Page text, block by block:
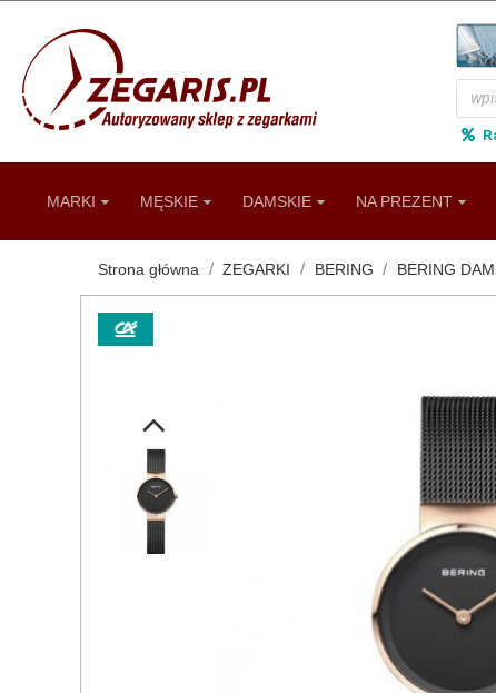
MARKI MĘSKIE DAMSKIE NA PREZENT
Strona główna ZEGARKI BERING BERING